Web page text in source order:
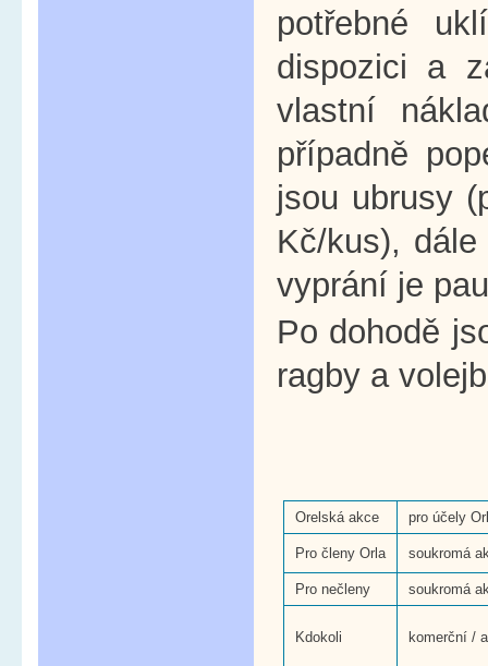
potřebné
dispozici a
vlastní
případně
jsou ubrusy
Kč/kus),
vyprání je
Po dohodě
ragby a
Orelská akce pro účely
Pro členy Orla soukromá
Pro nečleny soukromá
Kdokoli komerční /